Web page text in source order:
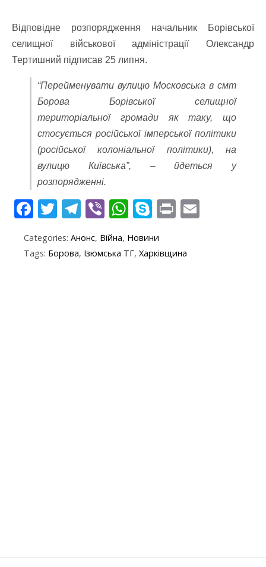
Відповідне розпорядження начальник Борівської
селищної військової адміністрації Олександр
Тертишний підписав 25 липня.
“Перейменувати вулицю Московська в смт
Борова Борівської селищної
територіальної громади як таку, що
стосується російської імперської політики
(російської колоніальної політики), на
вулицю Київська”, – йдеться у
розпорядженні.
F
e
b
T
itt
er
T
e
Vi
b
er
W
at
s
S
y
Pr
t
Categories: Анонс, Війна, Новини
Tags: Борова, Ізюмська ТГ, Харківщина